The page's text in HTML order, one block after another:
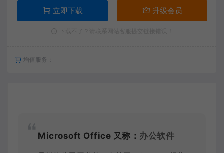
立即下载 升级会员
增值服务：
Microsoft Office 又称： 办公软件